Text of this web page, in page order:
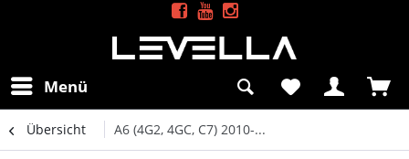
Menü
Übersicht A6 (4G2, 4GC, C7) 2010-...